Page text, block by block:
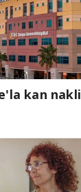
kan nakli